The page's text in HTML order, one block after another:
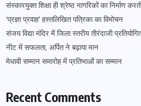
संस्कारयुक्त शिक्षा ही श्रेष्ठ नागरिकों का निर्माण
‘प्रज्ञा प्रवाह’ हस्तलिखित पत्रिका का विमोचन
संजय विद्या मंदिर में जिला स्तरीय तीरंदाजी
नीट में सफलता, अर्पित ने बढ़ाया मान
मेधावी सम्मान समारोह में प्रतिभाओं का सम्मान
Recent Comments